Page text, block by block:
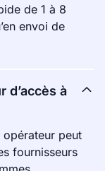
de 1 à 8
envoi de
d’accès à
opérateur peut
fournisseurs